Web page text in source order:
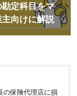
定科目をマ
向けに解説
の保険代理店に損